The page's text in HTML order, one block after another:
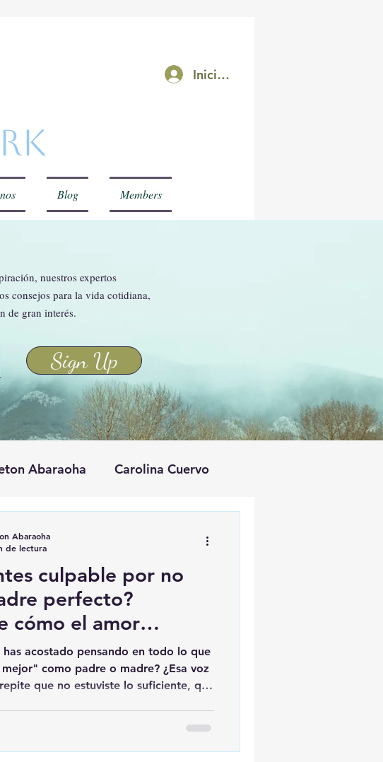
Iniciar sesión
Blog Members
nuestros expertos
consejos para la vida cotidiana,
de gran interés.
Sign Up
Abaraoha Carolina Cuervo
culpable por no
perfecto?
cómo el amor
y la guía
lo cambian todo»
has acostado pensando en todo lo que
como padre o madre? ¿Esa voz
que no estuviste lo suficiente, que
solo, y definitivamente no eres un
parental es una de las emociones
Abaraoha
de lectura